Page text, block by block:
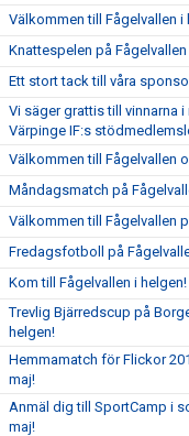
Välkommen till Fågelvallen i
Knattespelen på
Ett stort tack till våra
Vi säger grattis till vinnarna
Värpinge IF:s
Välkommen till Fågelvallen
Måndagsmatch på
Välkommen till Fågelvallen
Fredagsfotboll på
Kom till Fågelvallen i helgen!
Trevlig Bjärredscup på
helgen!
Hemmamatch för Flickor
maj!
Anmäl dig till SportCamp i
maj!